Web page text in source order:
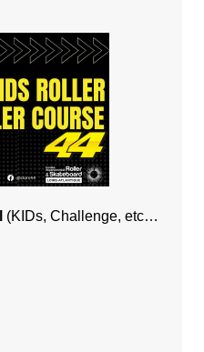
(KIDs, Challenge, etc…